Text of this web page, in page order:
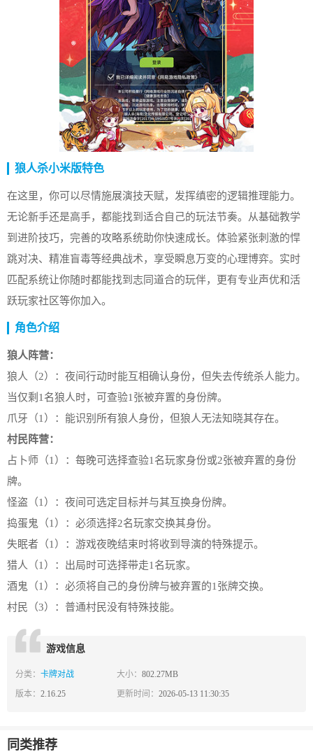
狼人杀小米版特色
在这里，你可以尽情施展演技天赋，发挥缜密的逻辑推理能力。
无论新手还是高手，都能找到适合自己的玩法节奏。从基础教学
到进阶技巧，完善的攻略系统助你快速成长。体验紧张刺激的悍
跳对决、精准盲毒等经典战术，享受瞬息万变的心理博弈。实时
匹配系统让你随时都能找到志同道合的玩伴，更有专业声优和活
跃玩家社区等你加入。
角色介绍
狼人阵营：
狼人（2）：夜间行动时能互相确认身份，但失去传统杀人能力。
当仅剩1名狼人时，可查验1张被弃置的身份牌。
爪牙（1）：能识别所有狼人身份，但狼人无法知晓其存在。
村民阵营：
占卜师（1）：每晚可选择查验1名玩家身份或2张被弃置的身份
牌。
怪盗（1）：夜间可选定目标并与其互换身份牌。
捣蛋鬼（1）：必须选择2名玩家交换其身份。
失眠者（1）：游戏夜晚结束时将收到导演的特殊提示。
猎人（1）：出局时可选择带走1名玩家。
酒鬼（1）：必须将自己的身份牌与被弃置的1张牌交换。
村民（3）：普通村民没有特殊技能。
游戏信息
分类： 卡牌对战 大小：802.27MB
版本： 2.16.25 更新时间：2026-05-13 11:30:35
同类推荐